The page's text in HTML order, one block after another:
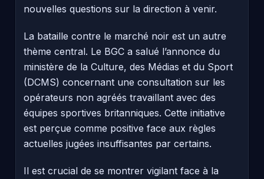
nouvelles questions sur la direction à venir.
La bataille contre le marché noir est un autre
thème central. Le BGC a salué l’annonce du
ministère de la Culture, des Médias et du Sport
(DCMS) concernant une consultation sur les
opérateurs non agréés travaillant avec des
équipes sportives britanniques. Cette initiative
est perçue comme positive face aux règles
actuelles jugées insuffisantes par certains.
Il est crucial de se montrer vigilant face à la